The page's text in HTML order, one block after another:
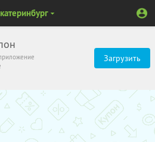
Загрузить